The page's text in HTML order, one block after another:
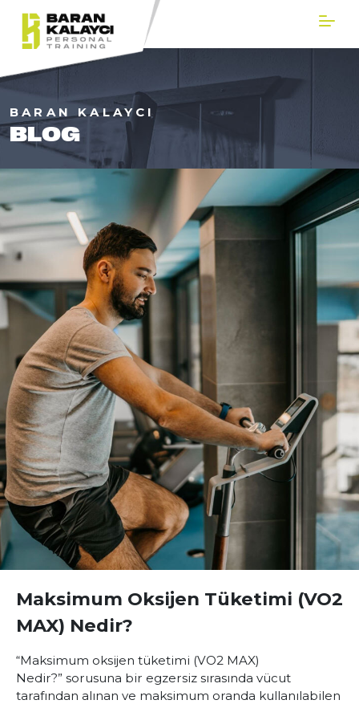
BARAN KALAYCI
BLOG
Maksimum Oksijen Tüketimi (VO2
MAX) Nedir?
“Maksimum oksijen tüketimi (VO2 MAX)
Nedir?” sorusuna bir egzersiz sırasında vücut
tarafından alınan ve maksimum oranda kullanılabilen